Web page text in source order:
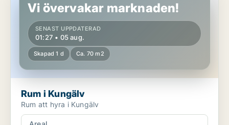
Vi övervakar marknaden!
SENAST UPPDATERAD
01:27 • 05 aug.
Skapad 1 d Ca. 70 m2
Rum i Kungälv
Rum att hyra i Kungälv